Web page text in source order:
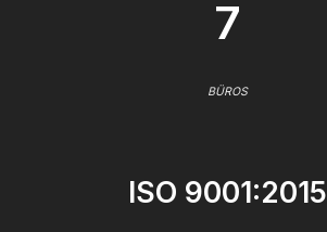
7
BÜROS
ISO 9001:2015